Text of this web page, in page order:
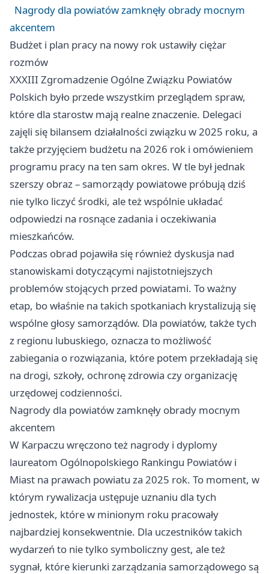
Nagrody dla powiatów zamknęły obrady mocnym
akcentem
Budżet i plan pracy na nowy rok ustawiły ciężar
rozmów
XXXIII Zgromadzenie Ogólne Związku Powiatów
Polskich było przede wszystkim przeglądem spraw,
które dla starostw mają realne znaczenie. Delegaci
zajęli się bilansem działalności związku w 2025 roku, a
także przyjęciem budżetu na 2026 rok i omówieniem
programu pracy na ten sam okres. W tle był jednak
szerszy obraz – samorządy powiatowe próbują dziś
nie tylko liczyć środki, ale też wspólnie układać
odpowiedzi na rosnące zadania i oczekiwania
mieszkańców.
Podczas obrad pojawiła się również dyskusja nad
stanowiskami dotyczącymi najistotniejszych
problemów stojących przed powiatami. To ważny
etap, bo właśnie na takich spotkaniach krystalizują się
wspólne głosy samorządów. Dla powiatów, także tych
z regionu lubuskiego, oznacza to możliwość
zabiegania o rozwiązania, które potem przekładają się
na drogi, szkoły, ochronę zdrowia czy organizację
urzędowej codzienności.
Nagrody dla powiatów zamknęły obrady mocnym
akcentem
W Karpaczu wręczono też nagrody i dyplomy
laureatom Ogólnopolskiego Rankingu Powiatów i
Miast na prawach powiatu za 2025 rok. To moment, w
którym rywalizacja ustępuje uznaniu dla tych
jednostek, które w minionym roku pracowały
najbardziej konsekwentnie. Dla uczestników takich
wydarzeń to nie tylko symboliczny gest, ale też
sygnał, które kierunki zarządzania samorządowego są